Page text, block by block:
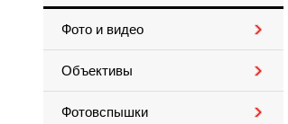
Фото и видео
Объективы
Фотовспышки